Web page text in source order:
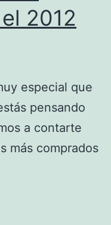
2012
especial que
pensando
a contarte
más comprados